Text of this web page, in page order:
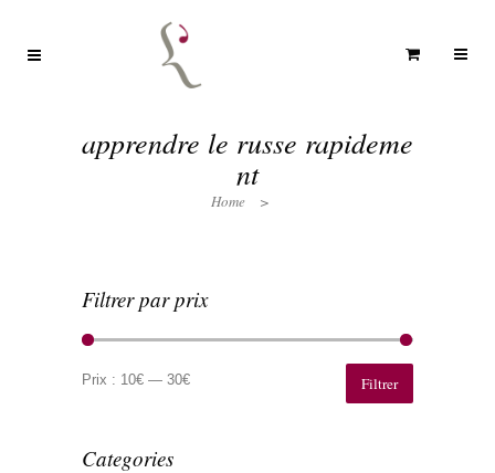
apprendre le russe rapideme
nt
Home >
Filtrer par prix
min
max
Filtrer
Prix : 10€ — 30€
Categories